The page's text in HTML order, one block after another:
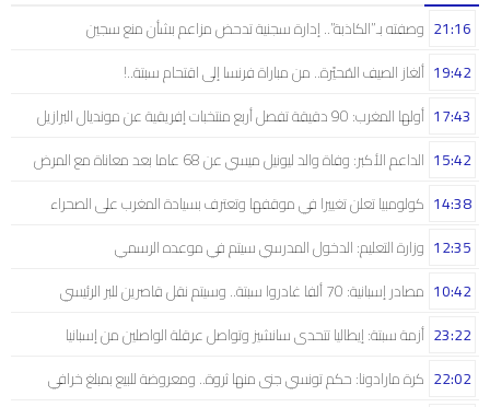
وصفته بـ”الكاذبة”.. إدارة سجنية تدحض مزاعم بشأن منع سجين 21:16
ألغاز الصيف المُحيّرة.. من مباراة فرنسا إلى اقتحام سبتة..! 19:42
أولها المغرب: 90 دقيقة تفصل أربع منتخبات إفريقية عن مونديال البرازيل 17:43
الداعم الأكبر: وفاة والد ليونيل ميسي عن 68 عاما بعد معاناة مع المرض 15:42
كولومبيا تعلن تغييرا في موقفها وتعترف بسيادة المغرب على الصحراء 14:38
وزارة التعليم: الدخول المدرسي سیتم في موعده الرسمي 12:35
مصادر إسبانية: 70 ألفا غادروا سبتة.. وسيتم نقل قاصرين للبر الرئيسي 10:42
أزمة سبتة: إيطاليا تتحدى سانشيز وتواصل عرقلة الواصلين من إسبانيا 23:22
كرة مارادونا: حكم تونسي جنى منها ثروة.. ومعروضة للبيع بمبلغ خرافي 22:02